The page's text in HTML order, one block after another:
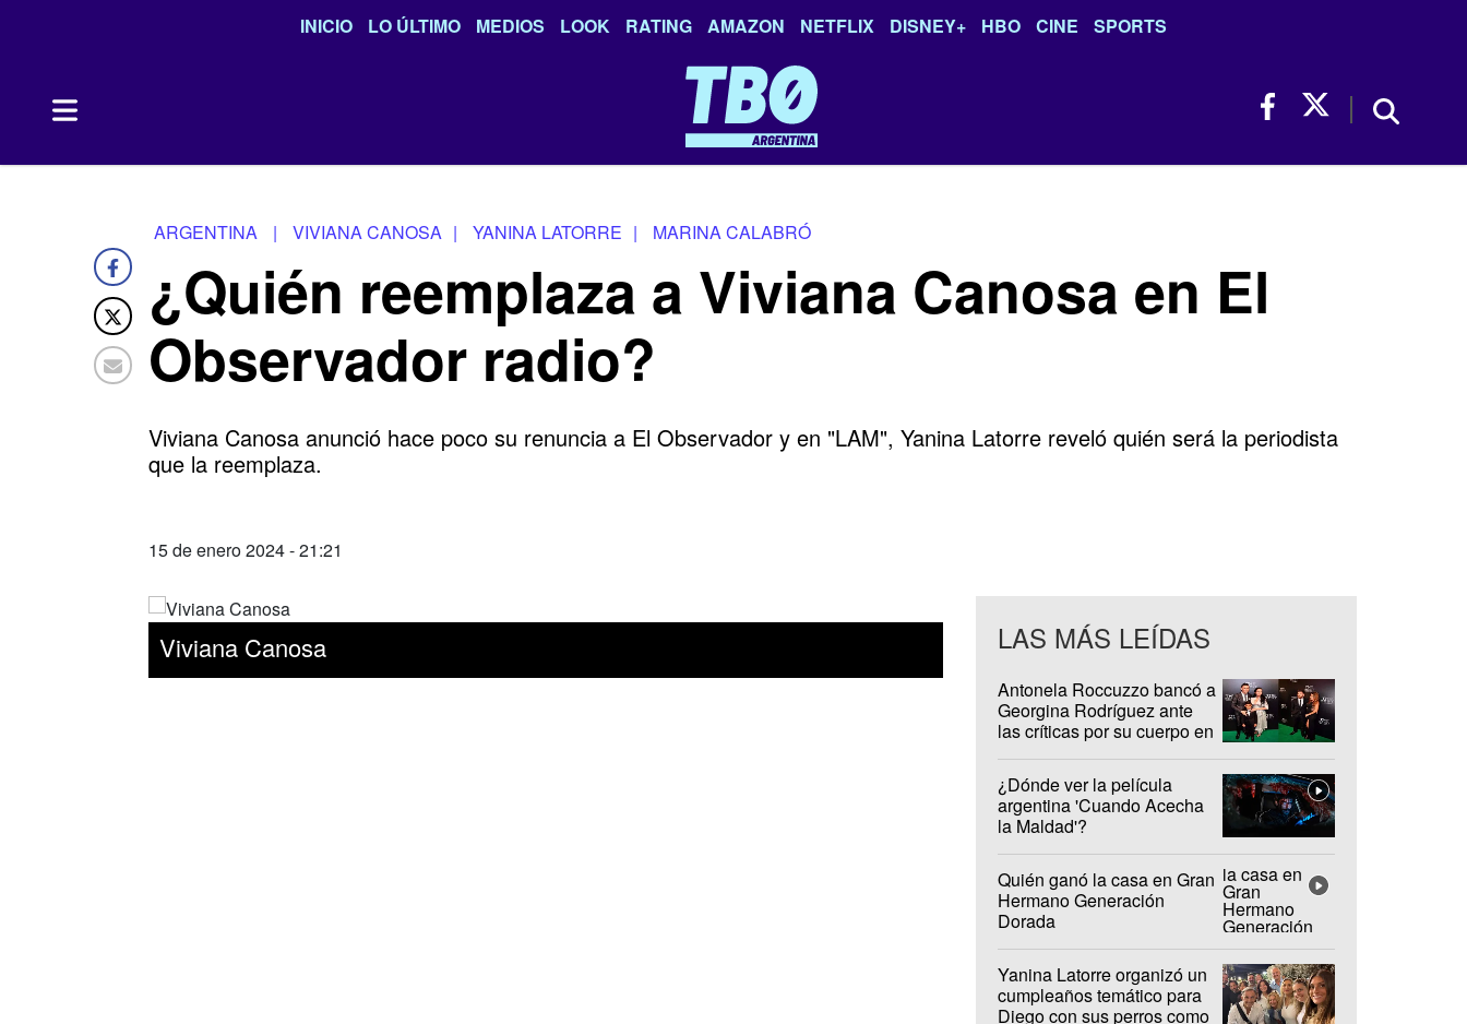
INICIO LO ÚLTIMO MEDIOS LOOK RATING AMAZON NETFLIX DISNEY+ HBO CINE SPORTS
ARGENTINA | VIVIANA CANOSA | YANINA LATORRE | MARINA CALABRÓ
¿Quién reemplaza a Viviana Canosa en El
Observador radio?
Viviana Canosa anunció hace poco su renuncia a El Observador y en "LAM", Yanina Latorre reveló quién será la periodista
que la reemplaza.
15 de enero 2024 - 21:21
Viviana Canosa LAS MÁS LEÍDAS
Antonela Roccuzzo bancó a
Georgina Rodríguez ante
las críticas por su cuerpo en
¿Dónde ver la película
argentina 'Cuando Acecha
la Maldad'?
Quién ganó la casa en Gran
Hermano Generación
Dorada
Yanina Latorre organizó un
cumpleaños temático para
Diego con sus perros como